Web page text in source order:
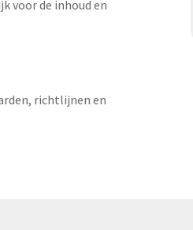
voor de inhoud en
richtlijnen en